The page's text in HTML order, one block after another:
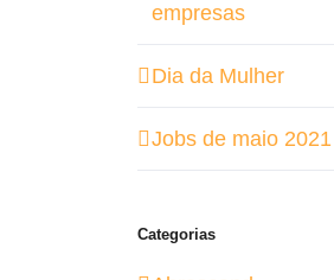
empresas
Dia da Mulher
Jobs de maio 2021
Categorias